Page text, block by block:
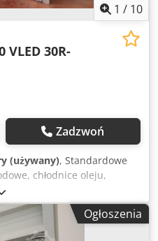
1 / 10
VLED 30R-
Zadzwoń
(używany), Standardowe
chłodnice oleju,
lekka metalowa
śrubowej Boge VLED
Abtsck -
650/360/H550 mm -
Ogłoszenia